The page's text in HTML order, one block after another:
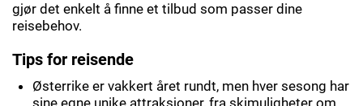
gjør det enkelt å finne et tilbud som passer dine
reisebehov.
Tips for reisende
Østerrike er vakkert året rundt, men hver sesong har
sine egne unike attraksjoner, fra skimuligheter om